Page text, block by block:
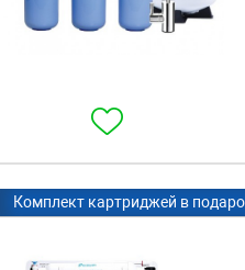
Комплект картриджей в